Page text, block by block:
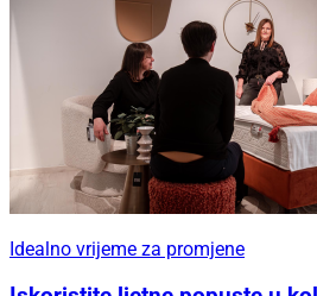
Idealno vrijeme za promjene